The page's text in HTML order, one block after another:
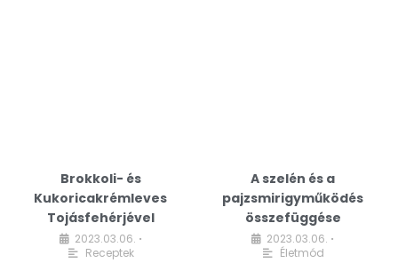
Brokkoli- és
Kukoricakrémleves
Tojásfehérjével
2023.03.06. •
Receptek
A szelén és a
pajzsmirigyműködés
összefüggése
2023.03.06. •
Életmód